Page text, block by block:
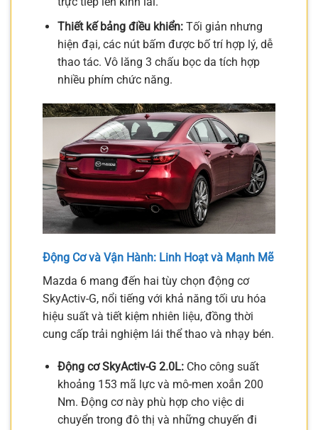
Thiết kế bảng điều khiển:Tối giản nhưng
hiện đại, các nút bấm được bố trí hợp lý, dễ
thao tác. Vô lăng 3 chấu bọc da tích hợp
nhiều phím chức năng.
Động Cơ và Vận Hành: Linh Hoạt và Mạnh Mẽ
Mazda 6 mang đến hai tùy chọn động cơ
SkyActiv-G, nổi tiếng với khả năng tối ưu hóa
hiệu suất và tiết kiệm nhiên liệu, đồng thời
cung cấp trải nghiệm lái thể thao và nhạy bén.
Động cơ SkyActiv-G 2.0L:Cho công suất
khoảng 153 mã lực và mô-men xoắn 200
Nm. Động cơ này phù hợp cho việc di
chuyển trong đô thị và những chuyến đi